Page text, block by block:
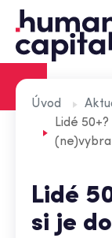
Recruitment
Externí HR
Aktuality
O nás
Úvod
Lidé
Lidé
si je